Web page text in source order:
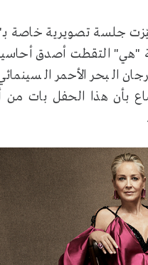
جلسة تصويرية خاصة
"هي" التقطت أصدق
البحر الأحمر
بأن هذا الحفل بات من